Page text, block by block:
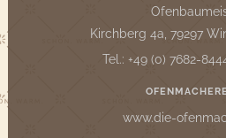
Kirchberg 4a, 79297
Tel.: +49 (0) 7682-
www.die-